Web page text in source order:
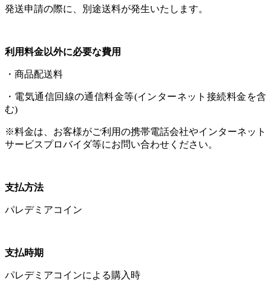
発送申請の際に、別途送料が発生いたします。
利用料金以外に必要な費用
・商品配送料
・電気通信回線の通信料金等(インターネット接続料金を含
む)
※料金は、お客様がご利用の携帯電話会社やインターネット
サービスプロバイダ等にお問い合わせください。
支払方法
パレデミアコイン
支払時期
パレデミアコインによる購入時